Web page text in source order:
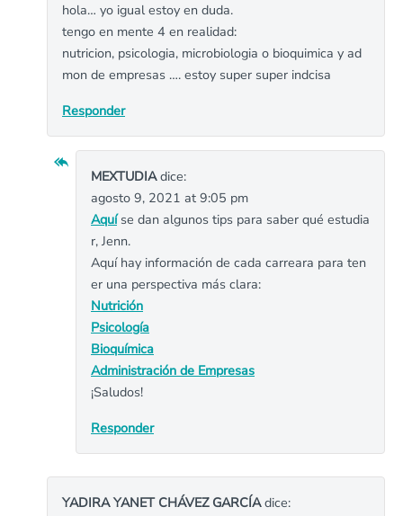
hola… yo igual estoy en duda.
tengo en mente 4 en realidad:
nutricion, psicologia, microbiologia o bioquimica y ad
mon de empresas …. estoy super super indcisa
Responder
MEXTUDIAdice:
agosto 9, 2021 at 9:05 pm
Aquíse dan algunos tips para saber qué estudia
r, Jenn.
Aquí hay información de cada carreara para ten
er una perspectiva más clara:
Nutrición
Psicología
Bioquímica
Administración de Empresas
¡Saludos!
Responder
YADIRA YANET CHÁVEZ GARCÍAdice: